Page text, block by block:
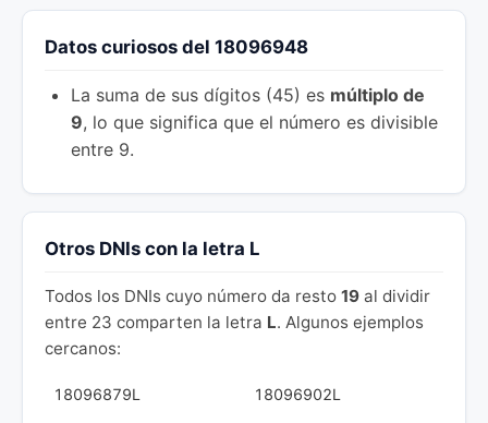
Datos curiosos del 18096948
La suma de sus dígitos (45) es múltiplo de
9, lo que significa que el número es divisible
entre 9.
Otros DNIs con la letra L
Todos los DNIs cuyo número da resto 19 al dividir
entre 23 comparten la letra L. Algunos ejemplos
cercanos:
18096879L 18096902L